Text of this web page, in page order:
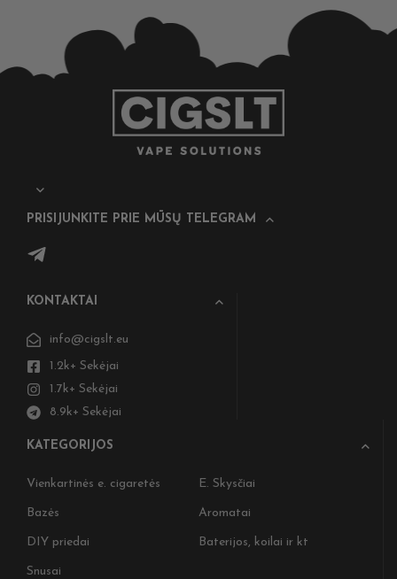
PRISIJUNKITE PRIE MŪSŲ TELEGRAM
KONTAKTAI
info@cigslt.eu
1.2k+ Sekėjai
1.7k+ Sekėjai
8.9k+ Sekėjai
KATEGORIJOS
Vienkartinės e. cigaretės E. Skysčiai
Bazės Aromatai
DIY priedai Baterijos, koilai ir kt
Snusai